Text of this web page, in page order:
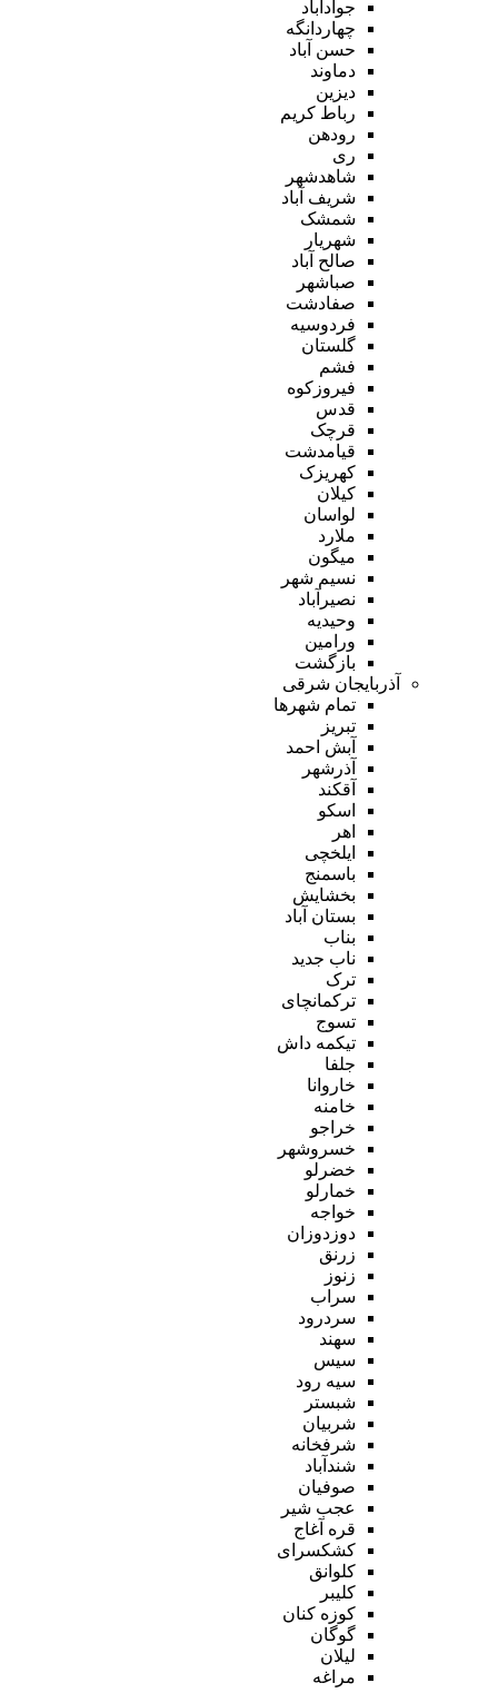
جوادآباد
چهاردانگه
حسن آباد
دماوند
دیزین
رباط کریم
رودهن
ری
شاهدشهر
شریف آباد
شمشک
شهریار
صالح آباد
صباشهر
صفادشت
فردوسیه
گلستان
فشم
فیروزکوه
قدس
قرچک
قیامدشت
کهریزک
کیلان
لواسان
ملارد
میگون
نسیم شهر
نصیرآباد
وحیدیه
ورامین
بازگشت
آذربایجان شرقی
تمام شهر‌ها
تبریز
آبش احمد
آذرشهر
آقکند
اسکو
اهر
ایلخچی
باسمنج
بخشایش
بستان آباد
بناب
ناب جدید
ترک
ترکمانچای
تسوج
تیکمه داش
جلفا
خاروانا
خامنه
خراجو
خسروشهر
خضرلو
خمارلو
خواجه
دوزدوزان
زرنق
زنوز
سراب
سردرود
سهند
سیس
سیه رود
شبستر
شربیان
شرفخانه
شندآباد
صوفیان
عجب شیر
قره آغاج
کشکسرای
کلوانق
کلیبر
کوزه کنان
گوگان
لیلان
مراغه